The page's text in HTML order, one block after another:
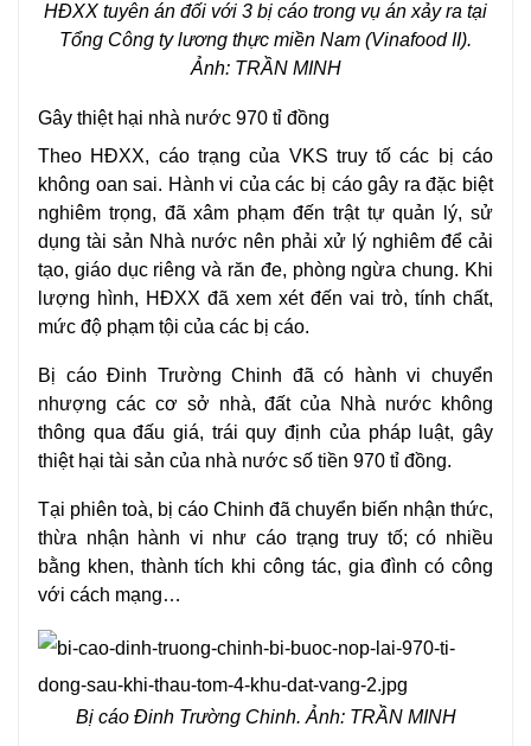
HĐXX tuyên án đối với 3 bị cáo trong vụ án xảy ra tại
Tổng Công ty lương thực miền Nam (Vinafood II).
Ảnh: TRẦN MINH
Gây thiệt hại nhà nước 970 tỉ đồng
Theo HĐXX, cáo trạng của VKS truy tố các bị cáo
không oan sai. Hành vi của các bị cáo gây ra đặc biệt
nghiêm trọng, đã xâm phạm đến trật tự quản lý, sử
dụng tài sản Nhà nước nên phải xử lý nghiêm để cải
tạo, giáo dụcriêng và răn đe, phòng ngừa chung. Khi
lượng hình, HĐXX đã xem xét đến vai trò, tính chất,
mức độ phạm tội của các bị cáo.
Bị cáo Đinh Trường Chinh đã có hành vi chuyển
nhượng các cơ sở nhà, đất của Nhà nước không
thông qua đấu giá, trái quy định của pháp luật, gây
thiệt hại tài sản của nhà nước số tiền 970 tỉ đồng.
Tại phiên toà, bị cáo Chinh đã chuyển biến nhận thức,
thừa nhận hành vi như cáo trạng truy tố; có nhiều
bằng khen, thành tích khi công tác, gia đình có công
với cách mạng…
Bị cáo Đinh Trường Chinh. Ảnh: TRẦN MINH